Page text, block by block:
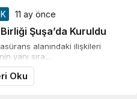
11 ay önce
Şuşa’da Kuruldu
alanındaki ilişkileri
yanı sıra;...
Oku